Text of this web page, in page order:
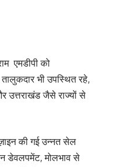
एमडीपी को
भी उपस्थित रहे,
उत्तराखंड जैसे राज्यों से
की गई उन्नत सेल
डेवलपमेंट, मोलभाव से